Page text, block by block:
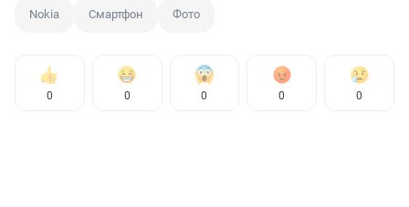
Nokia Смартфон Фото
0 0 0 0 0